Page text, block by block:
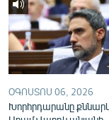
ՀԵՏԵՎԵՔ ՄԵԶ
ՕԳՈՍՏՈՍ 06, 2026
Խորհրդարանը